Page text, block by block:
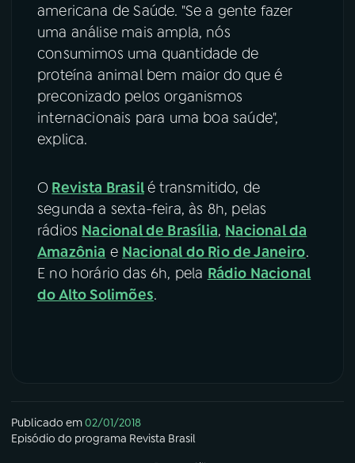
americana de Saúde. "Se a gente fazer
uma análise mais ampla, nós
consumimos uma quantidade de
proteína animal bem maior do que é
preconizado pelos organismos
internacionais para uma boa saúde",
explica.
O Revista Brasilé transmitido, de
segunda a sexta-feira, às 8h, pelas
rádios Nacional de Brasília, Nacional da
Amazônia e Nacional do Rio de Janeiro.
E no horário das 6h, pela Rádio Nacional
do Alto Solimões.
Publicado em02/01/2018
Episódio do programa Revista Brasil